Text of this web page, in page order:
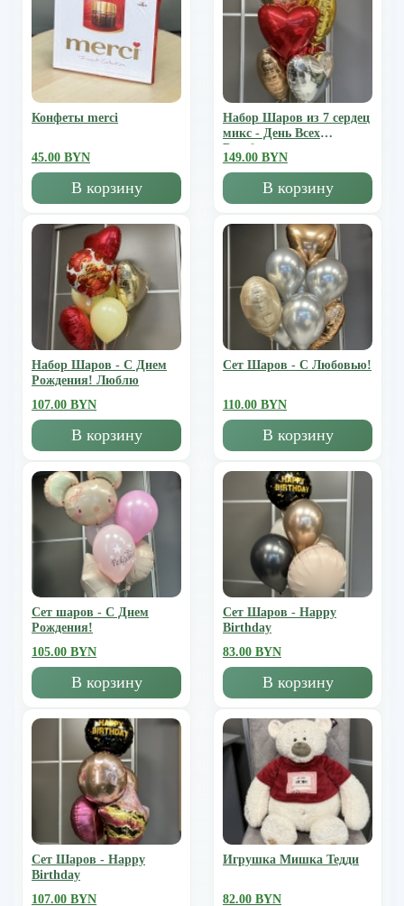
Конфеты merci
45.00 BYN
В корзину
Набор Шаров из 7 сердец
микс - День Всех
Влюбленных
149.00 BYN
В корзину
Набор Шаров - С Днем
Рождения! Люблю
107.00 BYN
В корзину
Сет Шаров - С Любовью!
110.00 BYN
В корзину
Сет шаров - С Днем
Рождения!
105.00 BYN
В корзину
Сет Шаров - Happy
Birthday
83.00 BYN
В корзину
Сет Шаров - Happy
Birthday
107.00 BYN
Игрушка Мишка Тедди
82.00 BYN